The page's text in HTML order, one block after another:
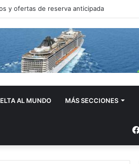
y ofertas de reserva anticipada
AL MUNDO MÁS SECCIONES